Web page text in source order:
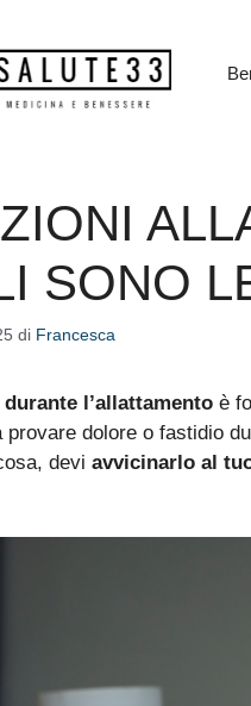
SONO
di Francesca
l’allattamento è
provare dolore o fastidio
devi avvicinarlo al